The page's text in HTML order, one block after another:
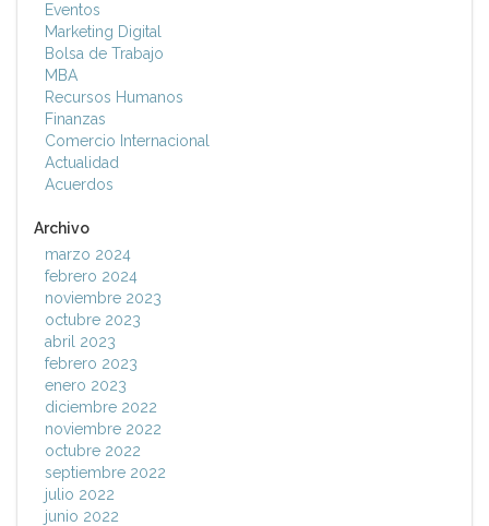
Eventos
Marketing Digital
Bolsa de Trabajo
MBA
Recursos Humanos
Finanzas
Comercio Internacional
Actualidad
Acuerdos
Archivo
marzo 2024
febrero 2024
noviembre 2023
octubre 2023
abril 2023
febrero 2023
enero 2023
diciembre 2022
noviembre 2022
octubre 2022
septiembre 2022
julio 2022
junio 2022